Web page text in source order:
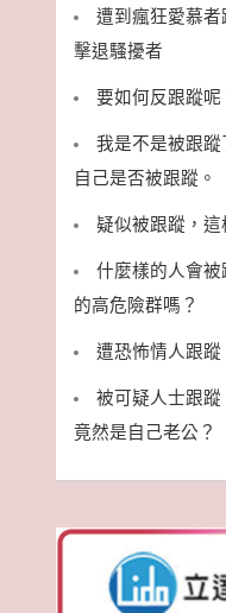
遭到瘋狂愛慕
擊退騷擾者
要如何反跟蹤呢
我是不是被跟
自己是否被跟蹤。
疑似被跟蹤，這
什麼樣的人會
的高危險群嗎？
遭恐怖情人跟蹤
被可疑人士跟
竟然是自己老公？